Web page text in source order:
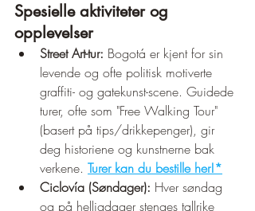
Spesielle aktiviteter og
opplevelser
Street Art-tur: Bogotá er kjent for sin
levende og ofte politisk motiverte
graffiti- og gatekunst-scene. Guidede
turer, ofte som "Free Walking Tour"
(basert på tips/drikkepenger), gir
deg historiene og kunstnerne bak
verkene. Turer kan du bestille her!*
Ciclovía (Søndager): Hver søndag
og på helligdager stenges tallrike